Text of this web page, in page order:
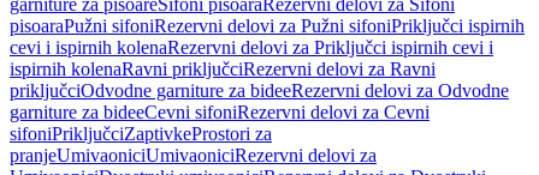
garniture za pisoareSifoni pisoaraRezervni delovi za Sifoni
pisoaraPužni sifoniRezervni delovi za Pužni sifoniPriključci ispirnih
cevi i ispirnih kolenaRezervni delovi za Priključci ispirnih cevi i
ispirnih kolenaRavni priključciRezervni delovi za Ravni
priključciOdvodne garniture za bideeRezervni delovi za Odvodne
garniture za bideeCevni sifoniRezervni delovi za Cevni
sifoniPriključciZaptivkeProstori za
pranjeUmivaoniciUmivaoniciRezervni delovi za